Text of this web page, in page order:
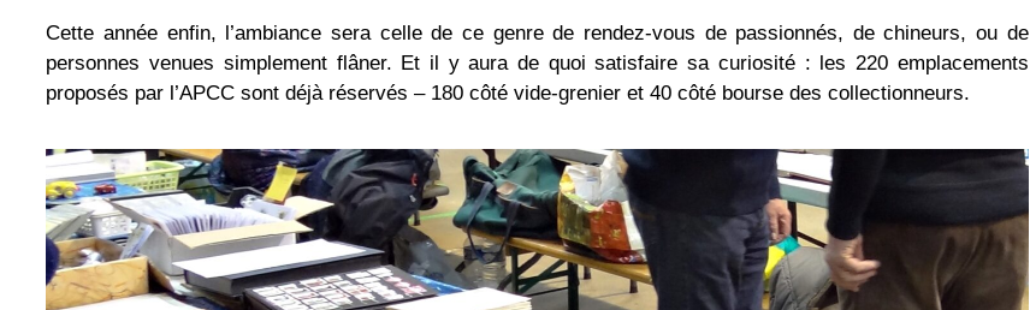
Cette année enfin, l’ambiance sera celle de ce genre de rendez-vous de passionnés, de chineurs, ou de
personnes venues simplement flâner. Et il y aura de quoi satisfaire sa curiosité : les 220 emplacements
proposés par l’APCC sont déjà réservés – 180 côté vide-grenier et 40 côté bourse des collectionneurs.